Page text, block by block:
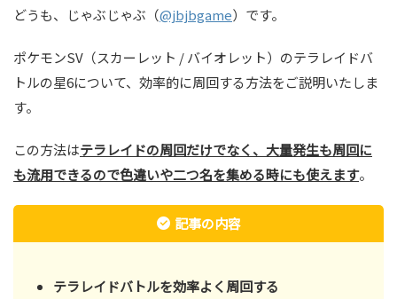
どうも、じゃぶじゃぶ（@jbjbgame）です。
ポケモンSV（スカーレット / バイオレット）のテラレイドバ
トルの星6について、効率的に周回する方法をご説明いたしま
す。
この方法はテラレイドの周回だけでなく、大量発生も周回に
も流用できるので色違いや二つ名を集める時にも使えます。
記事の内容
テラレイドバトルを効率よく周回する